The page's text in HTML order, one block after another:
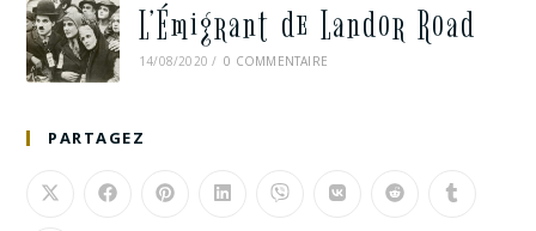
L’Émigrant de Landor Road
14/08/2020 / 0 COMMENTAIRE
PARTAGEZ